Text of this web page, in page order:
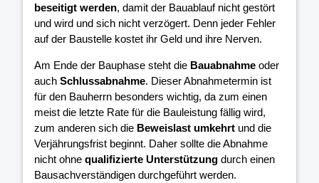
beseitigt werden, damit der Bauablauf nicht gestört
und wird und sich nicht verzögert. Denn jeder Fehler
auf der Baustelle kostet ihr Geld und ihre Nerven.
Am Ende der Bauphase steht die Bauabnahme oder
auch Schlussabnahme. Dieser Abnahmetermin ist
für den Bauherrn besonders wichtig, da zum einen
meist die letzte Rate für die Bauleistung fällig wird,
zum anderen sich die Beweislast umkehrt und die
Verjährungsfrist beginnt. Daher sollte die Abnahme
nicht ohne qualifizierte Unterstützung durch einen
Bausachverständigen durchgeführt werden.